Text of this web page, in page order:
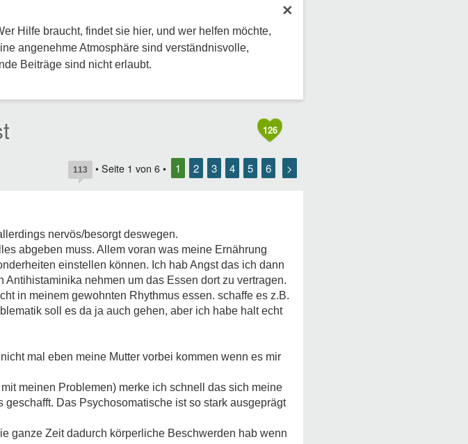
×
Hilfe braucht, findet sie hier, und wer helfen möchte,
angenehme Atmosphäre sind verständnisvolle,
Beiträge sind nicht erlaubt.
126
113 • Seite 1 von 6 • 1 2 3 4 5 6 >
nervös/besorgt deswegen.
abgeben muss. Allem voran was meine Ernährung
einstellen können. Ich hab Angst das ich dann
nehmen um das Essen dort zu vertragen.
in meinem gewohnten Rhythmus essen. schaffe es z.B.
soll es da ja auch gehen, aber ich habe halt echt
mal eben meine Mutter vorbei kommen wenn es mir
meinen Problemen) merke ich schnell das sich meine
Das Psychosomatische ist so stark ausgeprägt
ganze Zeit dadurch körperliche Beschwerden hab wenn